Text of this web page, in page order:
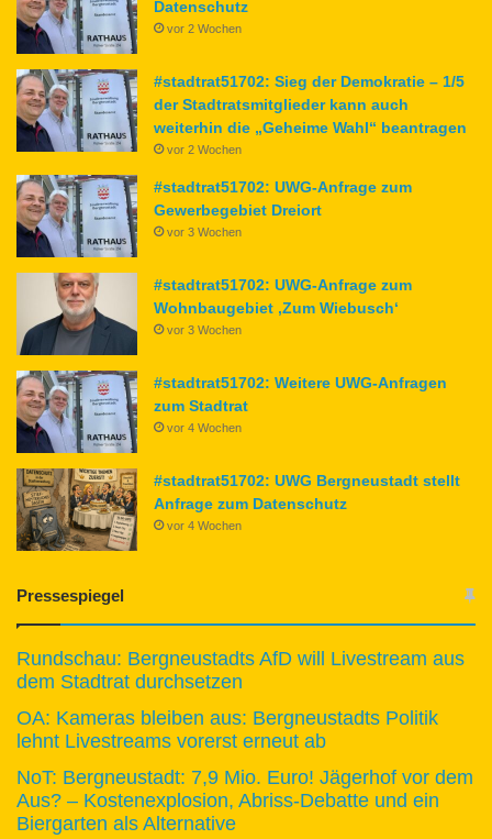
Datenschutz
vor 2 Wochen
#stadtrat51702: Sieg der Demokratie – 1/5
der Stadtratsmitglieder kann auch
weiterhin die „Geheime Wahl“ beantragen
vor 2 Wochen
#stadtrat51702: UWG-Anfrage zum
Gewerbegebiet Dreiort
vor 3 Wochen
#stadtrat51702: UWG-Anfrage zum
Wohnbaugebiet ‚Zum Wiebusch‘
vor 3 Wochen
#stadtrat51702: Weitere UWG-Anfragen
zum Stadtrat
vor 4 Wochen
#stadtrat51702: UWG Bergneustadt stellt
Anfrage zum Datenschutz
vor 4 Wochen
Pressespiegel
Rundschau: Bergneustadts AfD will Livestream aus
dem Stadtrat durchsetzen
OA: Kameras bleiben aus: Bergneustadts Politik
lehnt Livestreams vorerst erneut ab
NoT: Bergneustadt: 7,9 Mio. Euro! Jägerhof vor dem
Aus? – Kostenexplosion, Abriss-Debatte und ein
Biergarten als Alternative